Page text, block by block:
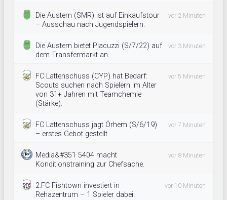
Die Austern (SMR) ist auf Einkaufstour
– Ausschau nach Jugendspielern.
vor 2 Minuten
Die Austern bietet Placuzzi (S/7/22) auf
dem Transfermarkt an.
vor 3 Minuten
FC Lattenschuss (CYP) hat Bedarf:
Scouts suchen nach Spielern im Alter
von 31+ Jahren mit Teamchemie
(Stärke).
vor 5 Minuten
FC Lattenschuss jagt Örhem (S/6/19)
– erstes Gebot gestellt.
vor 7 Minuten
Media&#351 5404 macht
Konditionstraining zur Chefsache.
vor 8 Minuten
2.FC Fishtown investiert in
Rehazentrum – 1 Spieler dabei.
vor 10 Minuten